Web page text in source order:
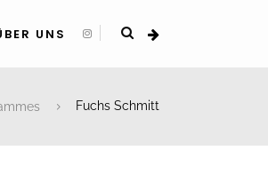
UNS
Fuchs Schmitt